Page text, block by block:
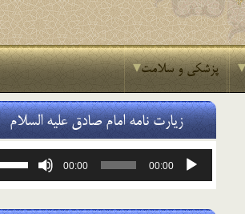
پزشکی و سلامت
زیارت نامه امام صادق علیه السلام
پخش‌کننده
00:00
00:00